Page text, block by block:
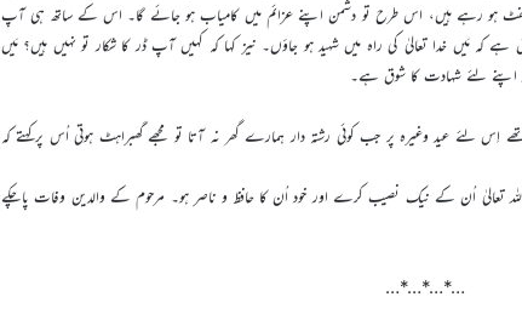
شفٹ ہو رہے ہیں، اس طرح تو دشمن اپنے عزائم میں کامیاب ہو جائے گا۔ اس کے ساتھ ہی آپ
کہ مَیں خدا تعالیٰ کی راہ میں شہید ہو جاؤں۔ نیز کہا کہ کہیں آپ ڈر کا شکار تو نہیں ہیں؟ مَیں
اپنے لئے شہادت کا شوق ہے۔
اِس لئے عید وغیرہ پر جب کوئی رشتہ دار ہمارے گھر نہ آتا تو مجھے گھبراہٹ ہوتی اُس پرکہتے کہ
اللہ تعالیٰ اُن کے نیک نصیب کرے اور خود اُن کا حافظ و ناصر ہو۔ مرحوم کے والدین وفات پاچکے
…*…*…*…